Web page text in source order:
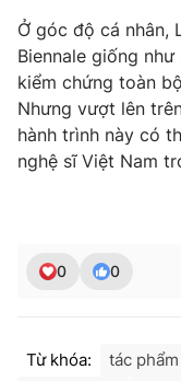
Ở góc độ cá nhân,
Biennale giống
kiểm chứng toàn
Nhưng vượt lên
hành trình này có
nghệ sĩ Việt Nam
0 0
Từ khóa: tác